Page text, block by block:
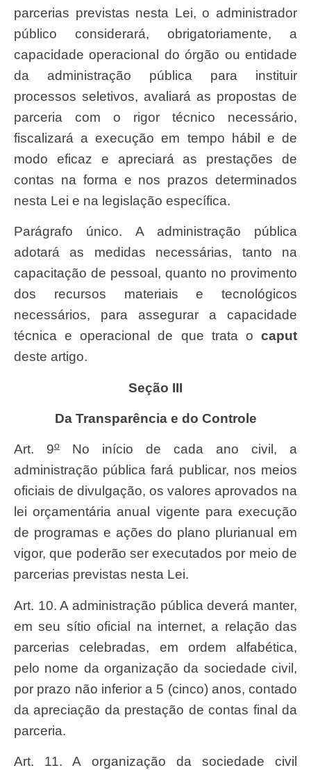
parcerias previstas nesta Lei, o administrador
público considerará, obrigatoriamente, a
capacidade operacional do órgão ou entidade
da administração pública para instituir
processos seletivos, avaliará as propostas de
parceria com o rigor técnico necessário,
fiscalizará a execução em tempo hábil e de
modo eficaz e apreciará as prestações de
contas na forma e nos prazos determinados
nesta Lei e na legislação específica.
Parágrafo único. A administração pública
adotará as medidas necessárias, tanto na
capacitação de pessoal, quanto no provimento
dos recursos materiais e tecnológicos
necessários, para assegurar a capacidade
técnica e operacional de que trata o caput
deste artigo.
Seção III
Da Transparência e do Controle
Art. 9o
No início de cada ano civil, a
administração pública fará publicar, nos meios
oficiais de divulgação, os valores aprovados na
lei orçamentária anual vigente para execução
de programas e ações do plano plurianual em
vigor, que poderão ser executados por meio de
parcerias previstas nesta Lei.
Art. 10. A administração pública deverá manter,
em seu sítio oficial na internet, a relação das
parcerias celebradas, em ordem alfabética,
pelo nome da organização da sociedade civil,
por prazo não inferior a 5 (cinco) anos, contado
da apreciação da prestação de contas final da
parceria.
Art. 11. A organização da sociedade civil